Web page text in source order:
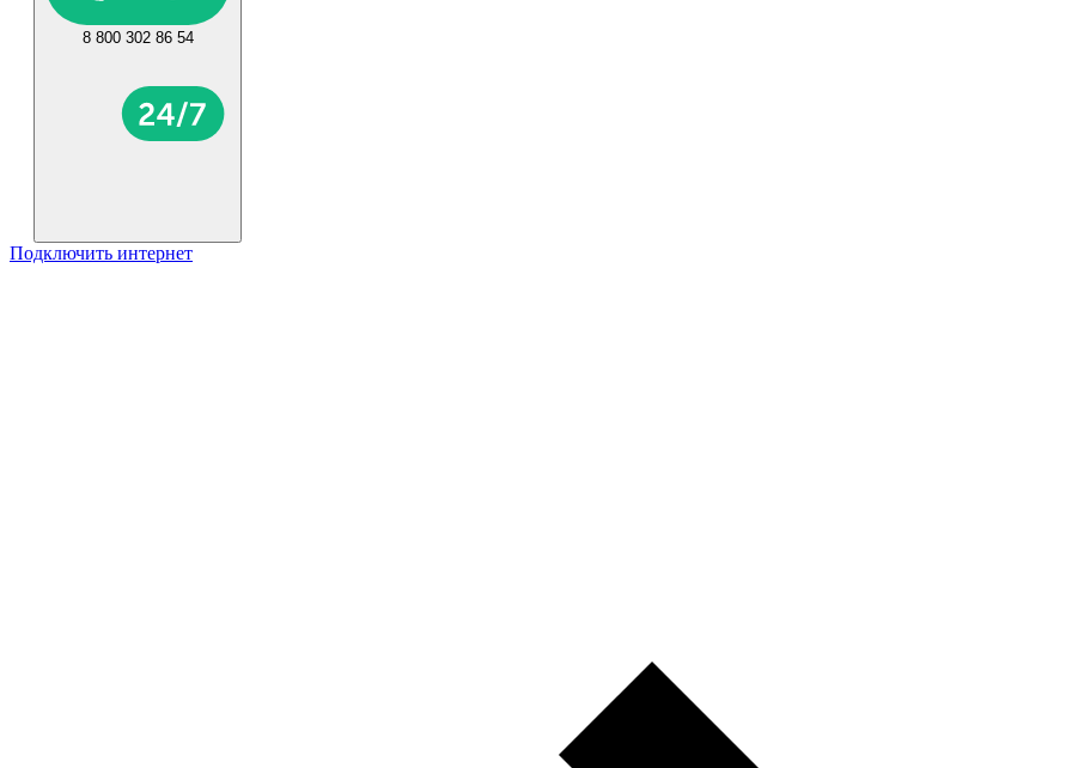
8 800 302 86 54
Подключить интернет